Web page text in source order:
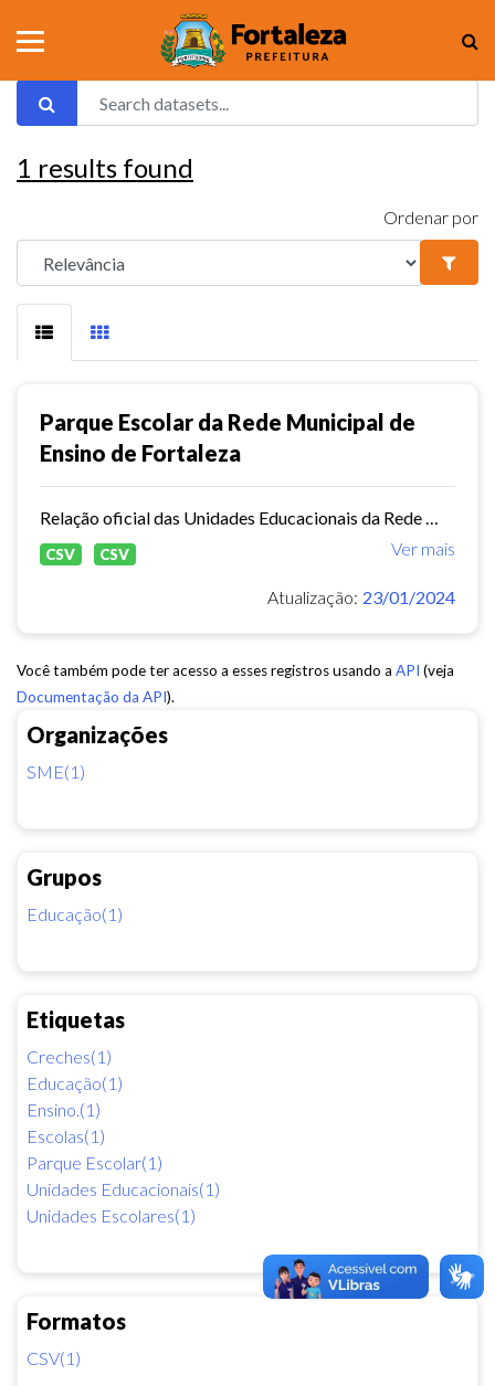
Organizações
SME(1)
Grupos
Educação(1)
Etiquetas
Creches(1)
Educação(1)
Ensino.(1)
Escolas(1)
Parque Escolar(1)
Unidades Educacionais(1)
Unidades Escolares(1)
Formatos
CSV(1)
1 results found
Ordenar por
Parque Escolar da Rede Municipal de
Ensino de Fortaleza
Ver mais
CSV CSV
Atualização: 23/01/2024
Você também pode ter acesso a esses registros usando a API (veja
Documentação da API).